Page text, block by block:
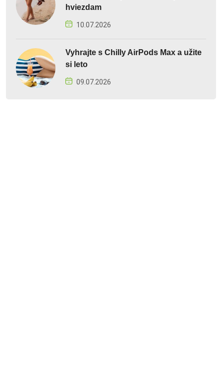
hviezdam
10.07.2026
Vyhrajte s Chilly AirPods Max a užite
si leto
09.07.2026